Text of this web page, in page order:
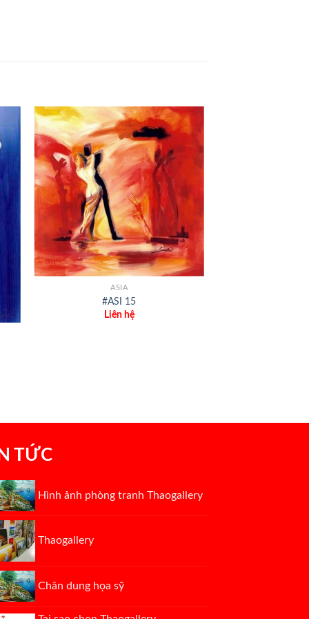
+
ASIA
#ASI 15
Liên hệ
TỨC
Hình ảnh phòng tranh Thaogallery
Thaogallery
Chân dung họa sỹ